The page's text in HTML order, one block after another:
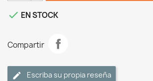
 EN STOCK
Compartir
Escriba su propia reseña